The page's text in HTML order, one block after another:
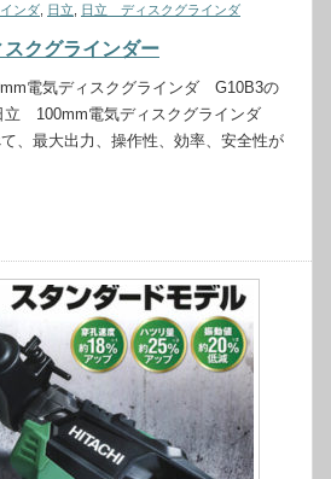
ンダ 日立 日立 ディスクグラインダ
クグラインダー
電気ディスクグラインダ G10B3の
立 100mm電気ディスクグラインダ
、最大出力、操作性、効率、安全性が